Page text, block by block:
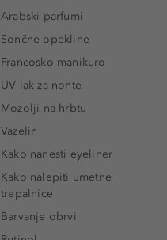
Arabski parfumi
Sončne opekline
Francosko manikuro
UV lak za nohte
Mozolji na hrbtu
Vazelin
Kako nanesti eyeliner
Kako nalepiti umetne
trepalnice
Barvanje obrvi